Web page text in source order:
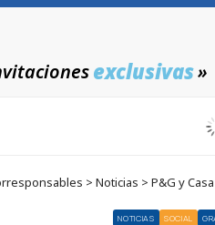
exclusivas»
> Noticias > P&G y
NOTICIAS SOCIAL